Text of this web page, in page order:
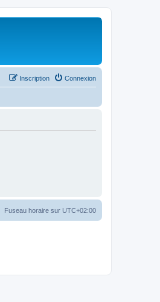
Connexion
Inscription
Fuseau horaire sur UTC+02:00